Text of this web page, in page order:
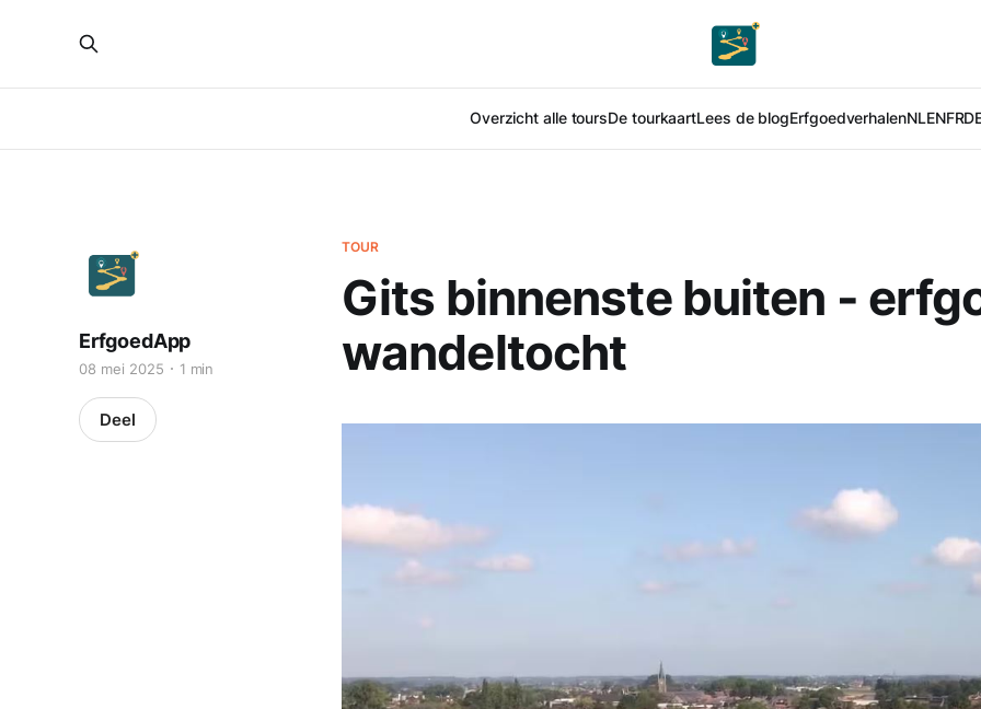
Overzicht alle toursDe tourkaartLees de blogErfgoedverhalenNLENFR
TOUR
Gits binnenste buiten -
wandeltocht
ErfgoedApp
08 mei 2025 1 min
Deel